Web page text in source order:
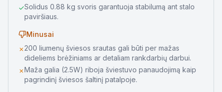
✓Solidus 0.88 kg svoris garantuoja stabilumą ant stalo
paviršiaus.
Minusai
✗200 liumenų šviesos srautas gali būti per mažas
dideliems brėžiniams ar detaliam rankdarbių darbui.
✗Maža galia (2.5W) riboja šviestuvo panaudojimą kaip
pagrindinį šviesos šaltinį patalpoje.